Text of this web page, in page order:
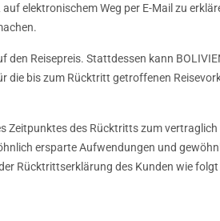
elektronischem Weg per E-Mail zu
Reisepreis. Stattdessen kann
die bis zum Rücktritt getroffenen
Zeitpunktes des Rücktritts zum
ersparte Aufwendungen und
Rücktrittserklärung des Kunden wie